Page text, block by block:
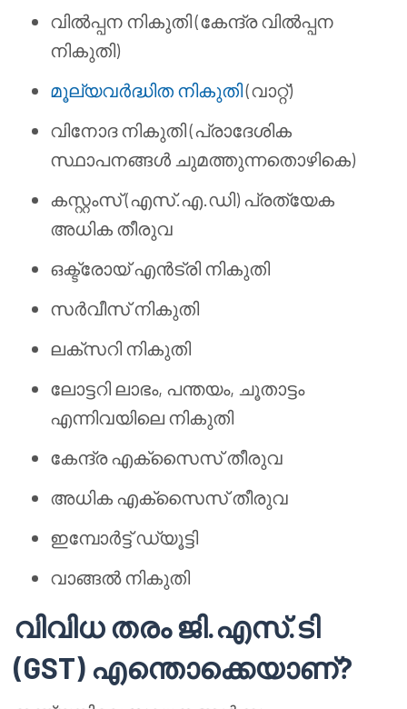
വിൽപ്പന നികുതി (കേന്ദ്ര വിൽപ്പന
നികുതി)
മൂല്യവർദ്ധിത നികുതി(വാറ്റ്)
വിനോദ നികുതി (പ്രാദേശിക
സ്ഥാപനങ്ങൾ ചുമത്തുന്നതൊഴികെ)
കസ്റ്റംസ് (എസ്.എ.ഡി) പ്രത്യേക
അധിക തീരുവ
ഒക്ട്രോയ് എൻട്രി നികുതി
സർവീസ് നികുതി
ലക്സറി നികുതി
ലോട്ടറി ലാഭം, പന്തയം, ചൂതാട്ടം
എന്നിവയിലെ നികുതി
കേന്ദ്ര എക്സൈസ് തീരുവ
അധിക എക്സൈസ് തീരുവ
ഇമ്പോർട്ട് ഡ്യൂട്ടി
വാങ്ങൽ നികുതി
വിവിധ തരം ജി.എസ്.ടി
(GST) എന്തൊക്കെയാണ്?